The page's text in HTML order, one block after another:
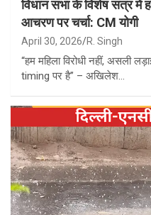
विधान सभा के विशेष सत्र में
आचरण पर चर्चा: CM योगी
April 30, 2026 R. Singh
“हम महिला विरोधी नहीं,
timing पर है” – अखिलेश…